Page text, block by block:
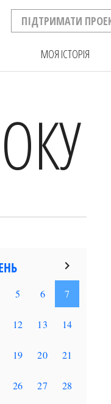
ПІДТРИМАТИ
МОЯ ІСТОРІЯ